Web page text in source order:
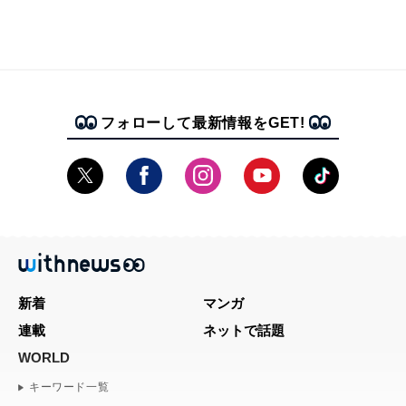
フォローして最新情報をGET!
新着
マンガ
連載
ネットで話題
WORLD
キーワード一覧